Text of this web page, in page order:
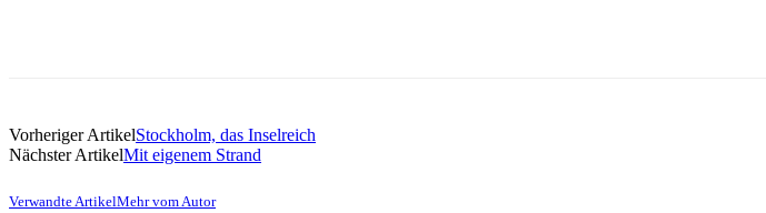
Vorheriger ArtikelStockholm, das Inselreich
Nächster ArtikelMit eigenem Strand
Verwandte ArtikelMehr vom Autor